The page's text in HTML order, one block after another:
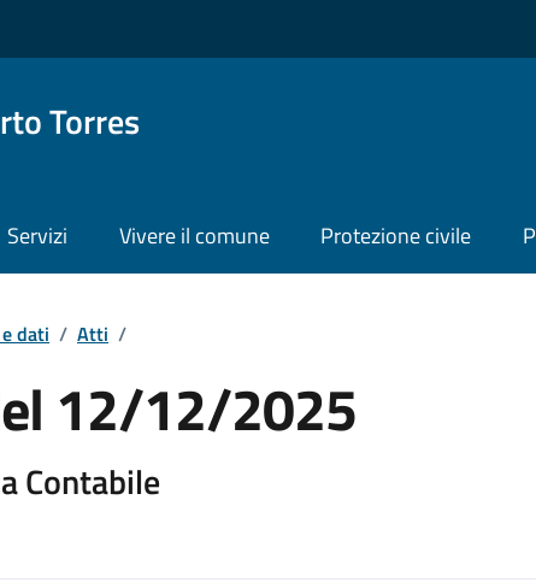
Torres
Servizi Vivere il comune Protezione civile
dati / Atti /
12/12/2025
Contabile